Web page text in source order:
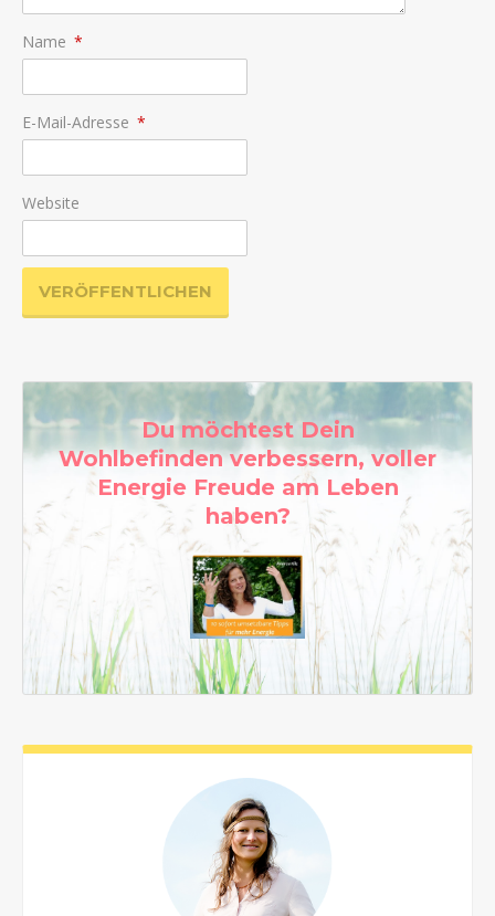
Name *
E-Mail-Adresse *
Website
Du möchtest Dein
Wohlbefinden verbessern, voller
Energie Freude am Leben
haben?